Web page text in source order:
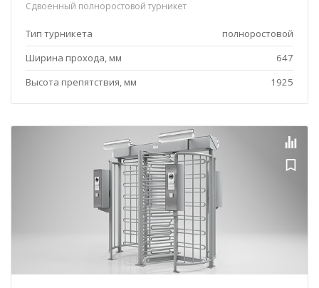
Сдвоенный полноростовой турникет
Тип турникета
полноростовой
Ширина прохода, мм
647
Высота препятствия, мм
1925